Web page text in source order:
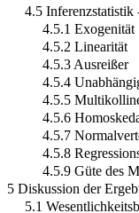
4.4.3
4.5
4.5.1 Exogenität
4.5.2 Linearität
4.5.3 Ausreißer
4.5.4
4.5.5
4.5.6
4.5.7
4.5.8
4.5.9 Güte des
5 Diskussion der